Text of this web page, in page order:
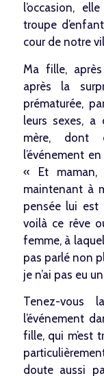
l’occasion,
troupe
cour de notre
Ma fille,
après la
prématurée,
leurs sexes, a
mère, dont
l’événement
« Et
maintenant à
pensée lui est
voilà ce rêve
femme, à
pas parlé non
je n’ai pas eu
Tenez-vous
l’événement
fille, qui m’est
doute aussi